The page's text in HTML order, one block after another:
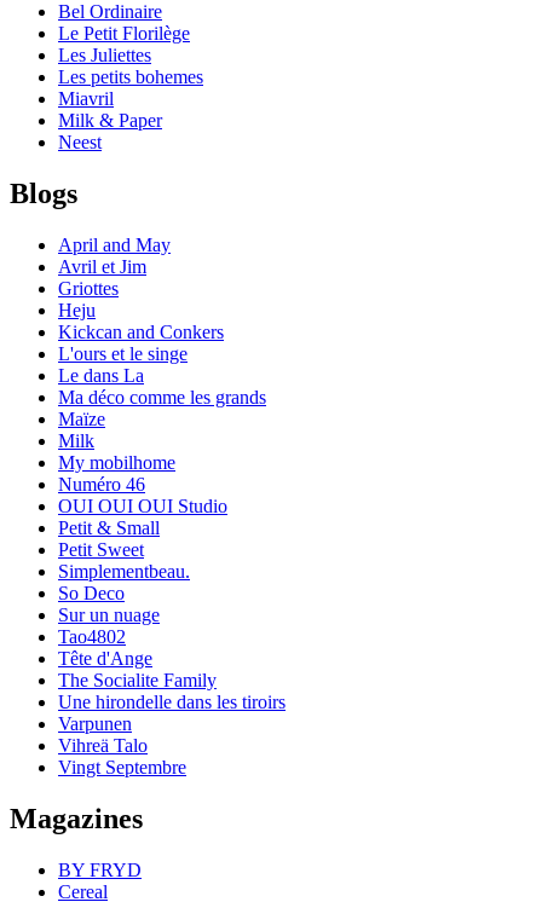
Bel Ordinaire
Le Petit Florilège
Les Juliettes
Les petits bohemes
Miavril
Milk & Paper
Neest
Blogs
April and May
Avril et Jim
Griottes
Heju
Kickcan and Conkers
L'ours et le singe
Le dans La
Ma déco comme les grands
Maïze
Milk
My mobilhome
Numéro 46
OUI OUI OUI Studio
Petit & Small
Petit Sweet
Simplementbeau.
So Deco
Sur un nuage
Tao4802
Tête d'Ange
The Socialite Family
Une hirondelle dans les tiroirs
Varpunen
Vihreä Talo
Vingt Septembre
Magazines
BY FRYD
Cereal